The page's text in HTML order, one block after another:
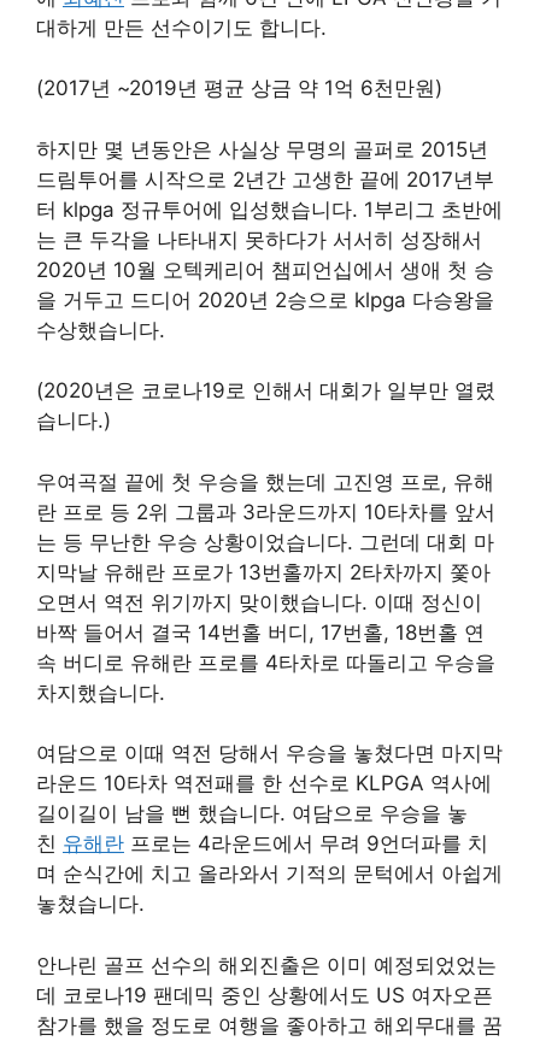
대하게 만든 선수이기도 합니다.
(2017년 ~2019년 평균 상금 약 1억 6천만원)
하지만 몇 년동안은 사실상 무명의 골퍼로 2015년
드림투어를 시작으로 2년간 고생한 끝에 2017년부
터 klpga 정규투어에 입성했습니다. 1부리그 초반에
는 큰 두각을 나타내지 못하다가 서서히 성장해서
2020년 10월 오텍케리어 챔피언십에서 생애 첫 승
을 거두고 드디어 2020년 2승으로 klpga 다승왕을
수상했습니다.
(2020년은 코로나19로 인해서 대회가 일부만 열렸
습니다.)
우여곡절 끝에 첫 우승을 했는데 고진영 프로, 유해
란 프로 등 2위 그룹과 3라운드까지 10타차를 앞서
는 등 무난한 우승 상황이었습니다. 그런데 대회 마
지막날 유해란 프로가 13번홀까지 2타차까지 쫓아
오면서 역전 위기까지 맞이했습니다. 이때 정신이
바짝 들어서 결국 14번홀 버디, 17번홀, 18번홀 연
속 버디로 유해란 프로를 4타차로 따돌리고 우승을
차지했습니다.
여담으로 이때 역전 당해서 우승을 놓쳤다면 마지막
라운드 10타차 역전패를 한 선수로 KLPGA 역사에
길이길이 남을 뻔 했습니다. 여담으로 우승을 놓
친 유해란 프로는 4라운드에서 무려 9언더파를 치
며 순식간에 치고 올라와서 기적의 문턱에서 아쉽게
놓쳤습니다.
안나린 골프 선수의 해외진출은 이미 예정되었었는
데 코로나19 팬데믹 중인 상황에서도 US 여자오픈
참가를 했을 정도로 여행을 좋아하고 해외무대를 꿈